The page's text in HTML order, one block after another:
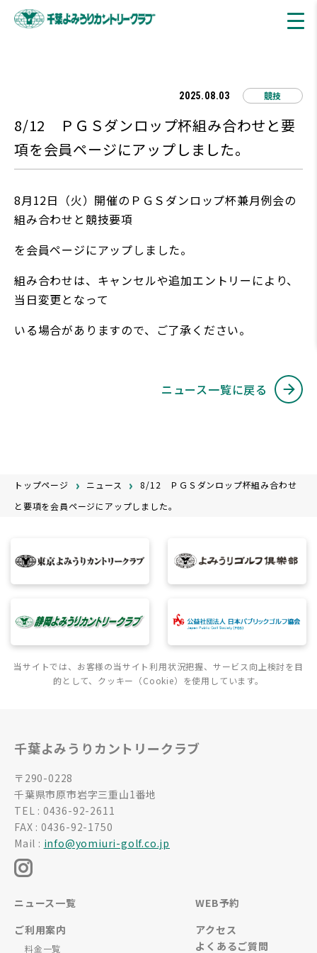
8/12 ＰＧＳダンロップ杯組み合わせと要
項を会員ページにアップしました。
2025.08.03 競技
8月12日（火）開催のＰＧＳダンロップ杯兼月例会の
組み合わせと競技要項
を会員ページにアップしました。
組み合わせは、キャンセルや追加エントリーにより、
当日変更となって
いる場合がありますので、ご了承ください。
ニュース一覧に戻る
トップページ ニュース
8/12 ＰＧＳダンロップ杯組み合わせ
と要項を会員ページにアップしました。
当サイトでは、お客様の当サイト利用状況把握、サービス向上検討を目
的として、クッキー（Cookie）を使用しています。
千葉よみうりカントリークラブ
〒290-0228
千葉県市原市岩字三重山1番地
TEL : 0436-92-2611
FAX : 0436-92-1750
Mail : info@yomiuri-golf.co.jp
ニュース一覧
ご利用案内
料金一覧
WEB予約
アクセス
よくあるご質問